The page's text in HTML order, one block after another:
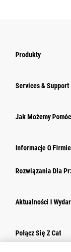
Produkty
Services & Support
Jak Możemy
Informacje O Firmie
Rozwiązania Dla
Aktualności I
Połącz Się Z Cat